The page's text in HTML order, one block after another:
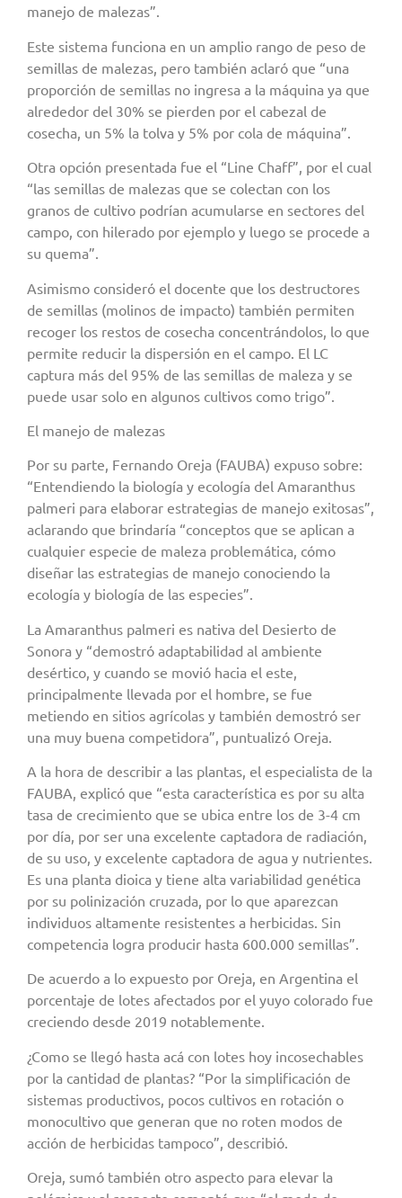
manejo de malezas”.
Este sistema funciona en un amplio rango de peso de
semillas de malezas, pero también aclaró que “una
proporción de semillas no ingresa a la máquina ya que
alrededor del 30% se pierden por el cabezal de
cosecha, un 5% la tolva y 5% por cola de máquina”.
Otra opción presentada fue el “Line Chaff”, por el cual
“las semillas de malezas que se colectan con los
granos de cultivo podrían acumularse en sectores del
campo, con hilerado por ejemplo y luego se procede a
su quema”.
Asimismo consideró el docente que los destructores
de semillas (molinos de impacto) también permiten
recoger los restos de cosecha concentrándolos, lo que
permite reducir la dispersión en el campo. El LC
captura más del 95% de las semillas de maleza y se
puede usar solo en algunos cultivos como trigo”.
El manejo de malezas
Por su parte, Fernando Oreja (FAUBA) expuso sobre:
“Entendiendo la biología y ecología del Amaranthus
palmeri para elaborar estrategias de manejo exitosas”,
aclarando que brindaría “conceptos que se aplican a
cualquier especie de maleza problemática, cómo
diseñar las estrategias de manejo conociendo la
ecología y biología de las especies”.
La Amaranthus palmeri es nativa del Desierto de
Sonora y “demostró adaptabilidad al ambiente
desértico, y cuando se movió hacia el este,
principalmente llevada por el hombre, se fue
metiendo en sitios agrícolas y también demostró ser
una muy buena competidora”, puntualizó Oreja.
A la hora de describir a las plantas, el especialista de la
FAUBA, explicó que “esta característica es por su alta
tasa de crecimiento que se ubica entre los de 3-4 cm
por día, por ser una excelente captadora de radiación,
de su uso, y excelente captadora de agua y nutrientes.
Es una planta dioica y tiene alta variabilidad genética
por su polinización cruzada, por lo que aparezcan
individuos altamente resistentes a herbicidas. Sin
competencia logra producir hasta 600.000 semillas”.
De acuerdo a lo expuesto por Oreja, en Argentina el
porcentaje de lotes afectados por el yuyo colorado fue
creciendo desde 2019 notablemente.
¿Como se llegó hasta acá con lotes hoy incosechables
por la cantidad de plantas? “Por la simplificación de
sistemas productivos, pocos cultivos en rotación o
monocultivo que generan que no roten modos de
acción de herbicidas tampoco”, describió.
Oreja, sumó también otro aspecto para elevar la